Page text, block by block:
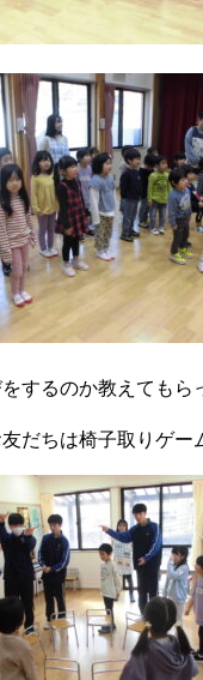
するのか教えてもら
だちは椅子取りゲー